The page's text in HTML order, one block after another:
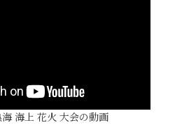
海上 花火 大会の動画